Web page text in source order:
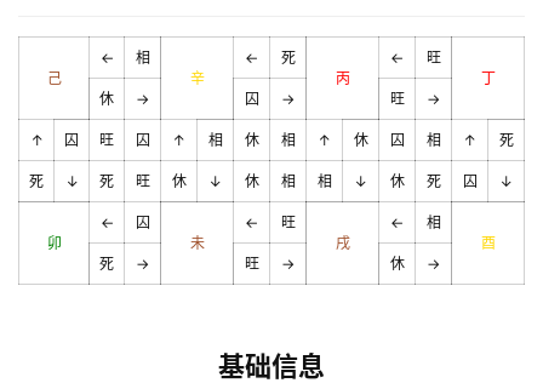
己
←
相
辛
←
死
丙
←
旺
丁
休
→ 囚 → 旺 →
↑ 囚 旺 囚 ↑ 相 休 相 ↑ 休 囚 相 ↑ 死
死 ↓ 死 旺 休 ↓ 休 相 相 ↓ 休 死 囚 ↓
卯
←
囚
未
←
旺
戌
←
相
酉
死
→ 旺 → 休 →
基础信息